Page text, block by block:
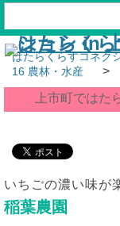
はたらくらすコネク
16 農林・水産 >
上市町ではた
いちごの濃い味が
稲葉農園